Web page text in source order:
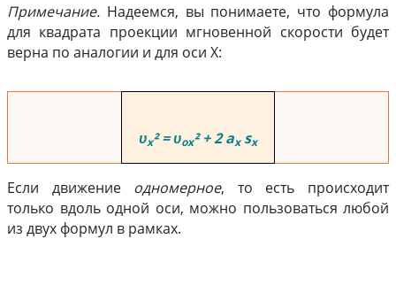
Примечание. Надеемся, вы понимаете, что формула
для квадрата проекции мгновенной скорости будет
верна по аналогии и для оси X:
υx² = υox² + 2 axsx
Если движение одномерное, то есть происходит
только вдоль одной оси, можно пользоваться любой
из двух формул в рамках.